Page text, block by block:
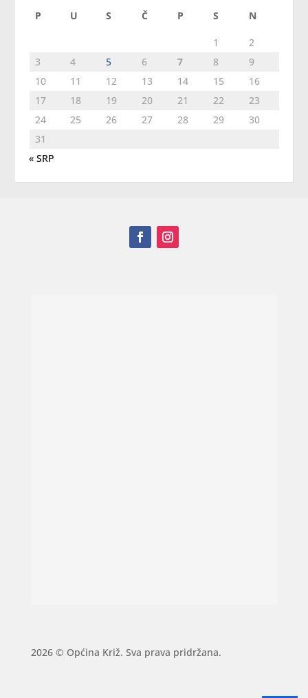
P U S Č P S N
1
2
3
4 5 6 7 8
9
10
11 12 13 14 15
16
17
18 19 20 21 22
23
24
25 26 27 28 29
30
31
« SRP
2026 © Općina Križ. Sva prava pridržana.